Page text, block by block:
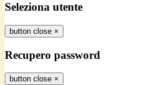
Seleziona utente
button close ×
Recupero password
button close ×